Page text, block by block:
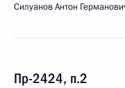
Силуанов Антон
Пр-2424, п.2